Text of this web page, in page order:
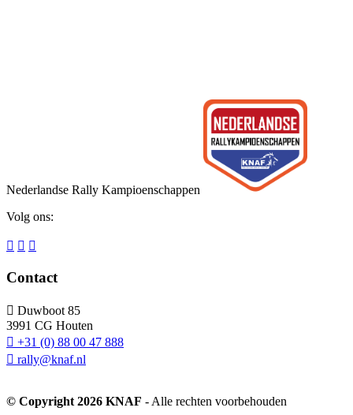
Nederlandse Rally Kampioenschappen
Volg ons:
Contact
Duwboot 85
3991 CG Houten
+31 (0) 88 00 47 888
rally@knaf.nl
© Copyright 2026 KNAF - Alle rechten voorbehouden